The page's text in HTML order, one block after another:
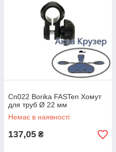
Cn022 Borika FASTen Хомут
для труб Ø 22 мм
Немає в наявності
137,05 ₴